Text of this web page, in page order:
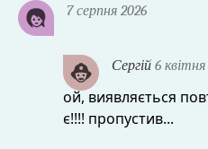
7 серпня 2026
Сергій 6 квітня
ой, виявляється
є!!!! пропустив...